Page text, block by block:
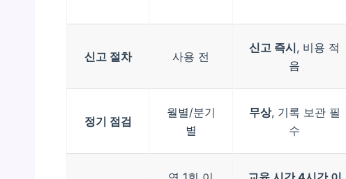
신고 절차 사용 전
신고 즉시, 비용 적
음
정기 점검
월별/분기
별
무상, 기록 보관 필
수